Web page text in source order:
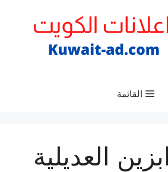
القائمة
العديلية